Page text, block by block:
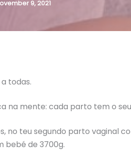
9, 2021
todas.
na mente: cada parto tem o
no teu segundo parto vaginal
bebé de 3700g.